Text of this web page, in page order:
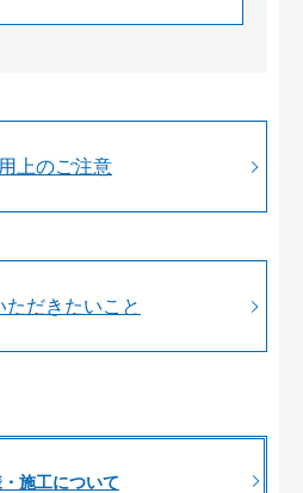
上のご注意
ただきたいこと
施工について